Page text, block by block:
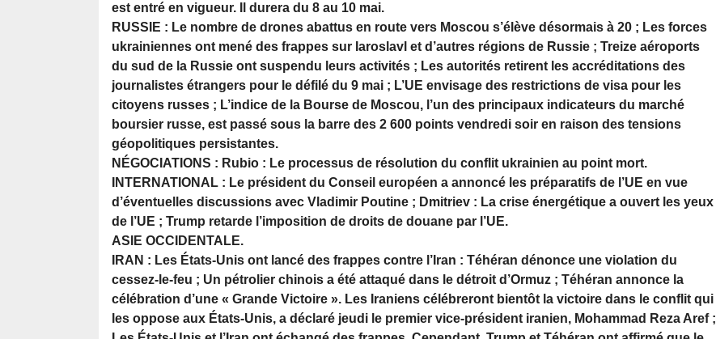
est entré en vigueur. Il durera du 8 au 10 mai.
RUSSIE : Le nombre de drones abattus en route vers Moscou s’élève désormais à 20 ; Les forces
ukrainiennes ont mené des frappes sur Iaroslavl et d’autres régions de Russie ; Treize aéroports
du sud de la Russie ont suspendu leurs activités ; Les autorités retirent les accréditations des
journalistes étrangers pour le défilé du 9 mai ; L’UE envisage des restrictions de visa pour les
citoyens russes ; L’indice de la Bourse de Moscou, l’un des principaux indicateurs du marché
boursier russe, est passé sous la barre des 2 600 points vendredi soir en raison des tensions
géopolitiques persistantes.
NÉGOCIATIONS : Rubio : Le processus de résolution du conflit ukrainien au point mort.
INTERNATIONAL : Le président du Conseil européen a annoncé les préparatifs de l’UE en vue
d’éventuelles discussions avec Vladimir Poutine ; Dmitriev : La crise énergétique a ouvert les yeux
de l’UE ; Trump retarde l’imposition de droits de douane par l’UE.
ASIE OCCIDENTALE.
IRAN : Les États-Unis ont lancé des frappes contre l’Iran : Téhéran dénonce une violation du
cessez-le-feu ; Un pétrolier chinois a été attaqué dans le détroit d’Ormuz ; Téhéran annonce la
célébration d’une « Grande Victoire ». Les Iraniens célébreront bientôt la victoire dans le conflit qui
les oppose aux États-Unis, a déclaré jeudi le premier vice-président iranien, Mohammad Reza Aref ;